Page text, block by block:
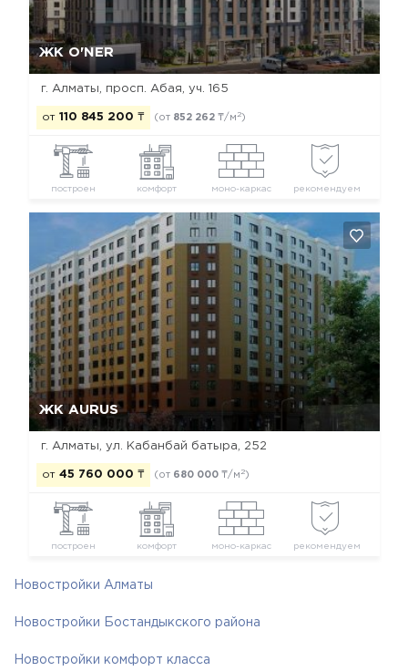
ЖК O'NER
г. Алматы, просп. Абая, уч. 165
от 110 845 200 ₸ (от 852 262 ₸/м 2)
построен комфорт моно-каркас рекомендуем
ЖК AURUS
г. Алматы, ул. Кабанбай батыра, 252
от 45 760 000 ₸ (от 680 000 ₸/м 2)
построен комфорт моно-каркас рекомендуем
Да, удалить
Новостройки Алматы
Новостройки Бостандыкского района
Новостройки комфорт класса